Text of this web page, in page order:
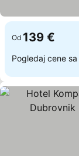
Od 139 €
Pogledaj cene sa